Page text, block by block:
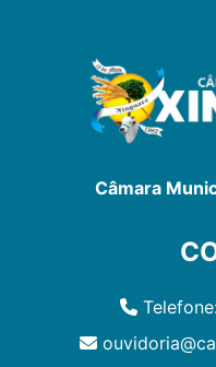
Câmara